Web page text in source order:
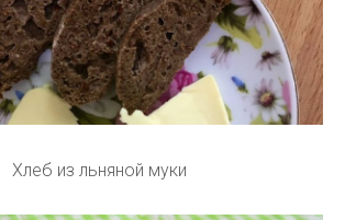
Хлеб из льняной муки